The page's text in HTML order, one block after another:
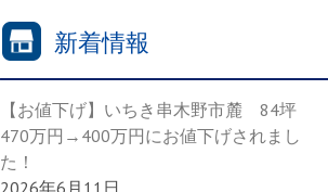
新着情報
【お値下げ】いちき串木野市麓 84坪
470万円→400万円にお値下げされまし
た！
2026年6月11日